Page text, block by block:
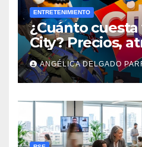
ENTRETENIMIENTO
¿Cuánto
City? Precios,
actividades de
ANGÉLICA DELGADO